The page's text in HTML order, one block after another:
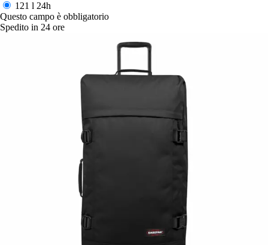
121 l 24h
Questo campo è obbligatorio
Spedito in 24 ore